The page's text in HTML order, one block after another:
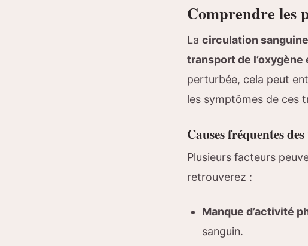
Comprendre les
La circulation sanguine
transport de
perturbée, cela peut
les symptômes de ces
Causes fréquentes
Plusieurs facteurs
retrouverez :
Manque d’activité
sanguin.